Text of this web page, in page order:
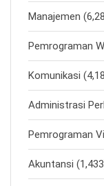
Manajemen
Pemrograman
Komunikasi
Administrasi
Pemrograman
Akuntansi